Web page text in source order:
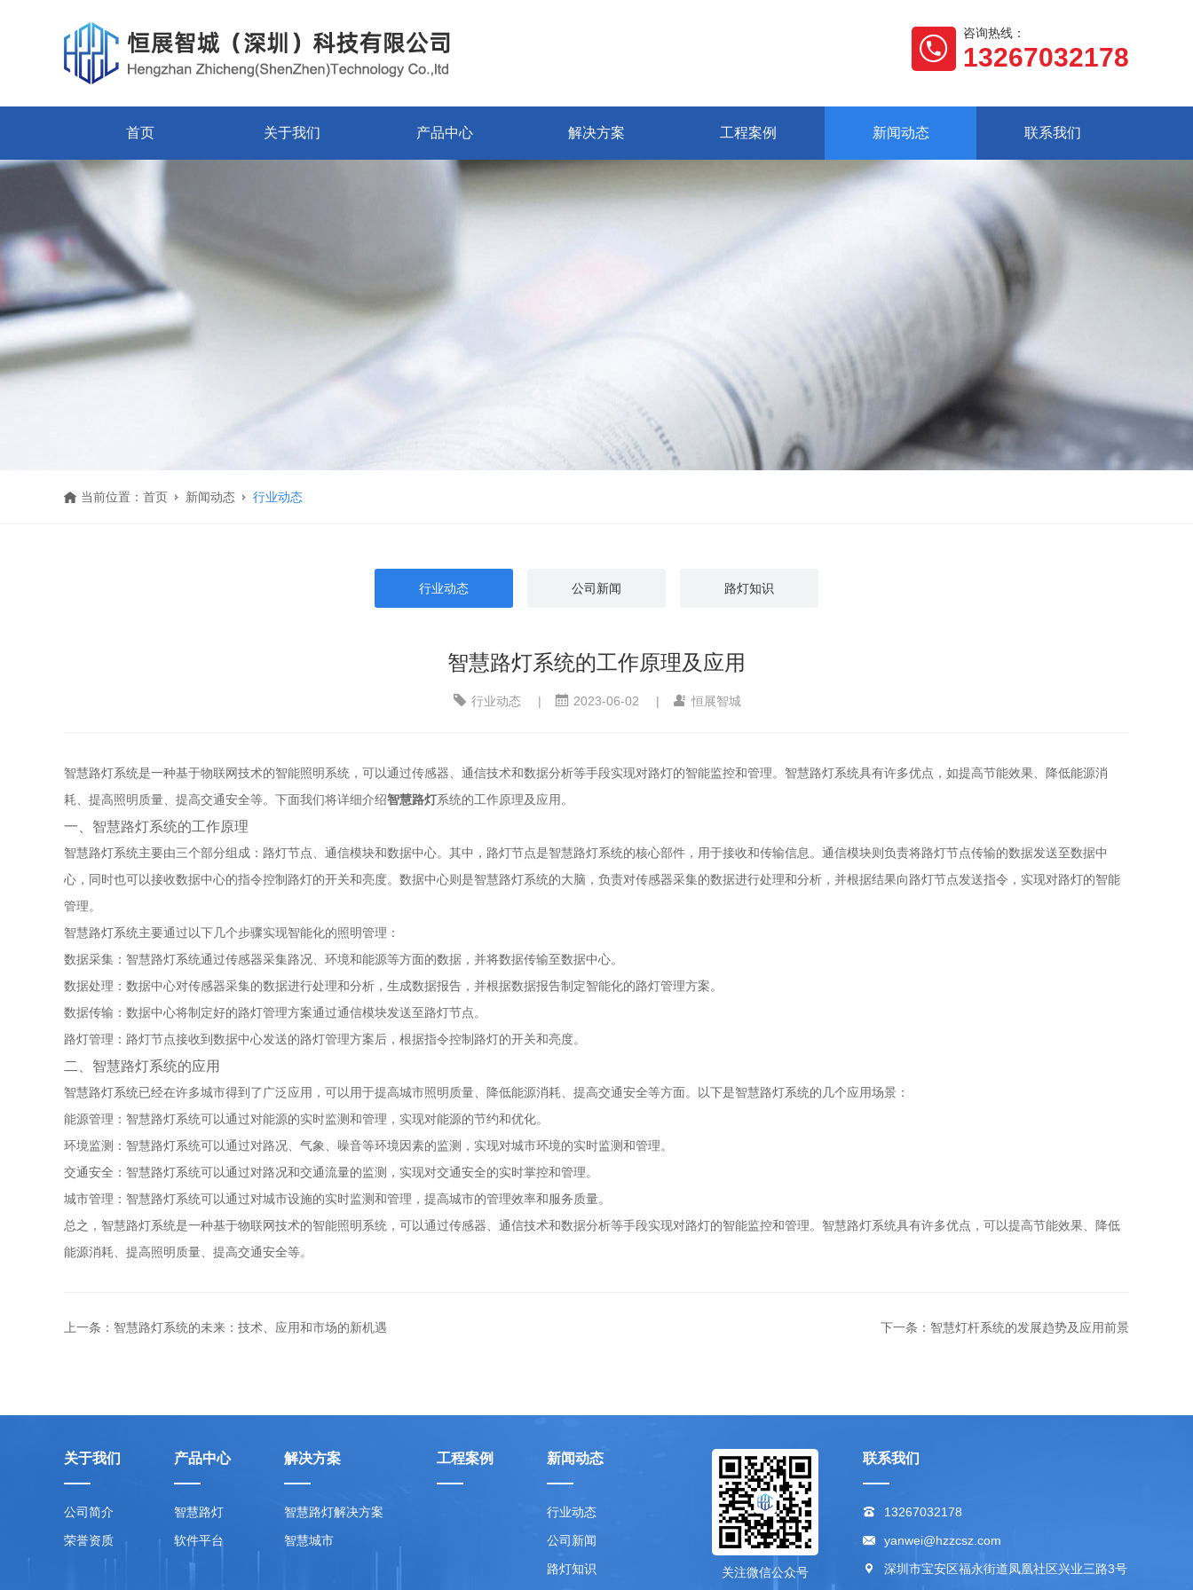
咨询热线：
13267032178
首页 关于我们 产品中心 解决方案 工程案例 新闻动态 联系我们
当前位置： 首页 新闻动态 行业动态
行业动态 公司新闻 路灯知识
智慧路灯系统的工作原理及应用
行业动态 | 2023-06-02 | 恒展智城
智慧路灯系统是一种基于物联网技术的智能照明系统，可以通过传感器、通信技术和数据分析等手段实现对路灯的智能监控和管理。智慧路灯系统具有许多优点，如提高节能效果、降低能源消
耗、提高照明质量、提高交通安全等。下面我们将详细介绍智慧路灯系统的工作原理及应用。
一、智慧路灯系统的工作原理
智慧路灯系统主要由三个部分组成：路灯节点、通信模块和数据中心。其中，路灯节点是智慧路灯系统的核心部件，用于接收和传输信息。通信模块则负责将路灯节点传输的数据发送至数据中
心，同时也可以接收数据中心的指令控制路灯的开关和亮度。数据中心则是智慧路灯系统的大脑，负责对传感器采集的数据进行处理和分析，并根据结果向路灯节点发送指令，实现对路灯的智能
管理。
智慧路灯系统主要通过以下几个步骤实现智能化的照明管理：
数据采集：智慧路灯系统通过传感器采集路况、环境和能源等方面的数据，并将数据传输至数据中心。
数据处理：数据中心对传感器采集的数据进行处理和分析，生成数据报告，并根据数据报告制定智能化的路灯管理方案。
数据传输：数据中心将制定好的路灯管理方案通过通信模块发送至路灯节点。
路灯管理：路灯节点接收到数据中心发送的路灯管理方案后，根据指令控制路灯的开关和亮度。
二、智慧路灯系统的应用
智慧路灯系统已经在许多城市得到了广泛应用，可以用于提高城市照明质量、降低能源消耗、提高交通安全等方面。以下是智慧路灯系统的几个应用场景：
能源管理：智慧路灯系统可以通过对能源的实时监测和管理，实现对能源的节约和优化。
环境监测：智慧路灯系统可以通过对路况、气象、噪音等环境因素的监测，实现对城市环境的实时监测和管理。
交通安全：智慧路灯系统可以通过对路况和交通流量的监测，实现对交通安全的实时掌控和管理。
城市管理：智慧路灯系统可以通过对城市设施的实时监测和管理，提高城市的管理效率和服务质量。
总之，智慧路灯系统是一种基于物联网技术的智能照明系统，可以通过传感器、通信技术和数据分析等手段实现对路灯的智能监控和管理。智慧路灯系统具有许多优点，可以提高节能效果、降低
能源消耗、提高照明质量、提高交通安全等。
上一条：智慧路灯系统的未来：技术、应用和市场的新机遇 下一条：智慧灯杆系统的发展趋势及应用前景
关于我们
公司简介
荣誉资质
产品中心
智慧路灯
软件平台
解决方案
智慧路灯解决方案
智慧城市
工程案例 新闻动态
行业动态
公司新闻
路灯知识
联系我们
13267032178
yanwei@hzzcsz.com
深圳市宝安区福永街道凤凰社区兴业三路3号
关注微信公众号